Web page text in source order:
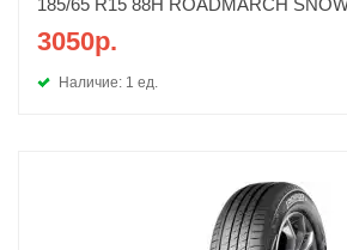
185/65 R15 88H ROADMARCH
3050р.
Наличие: 1 ед.